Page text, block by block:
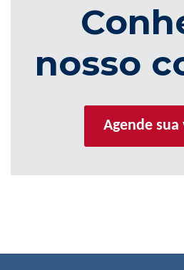
nosso
Agende sua